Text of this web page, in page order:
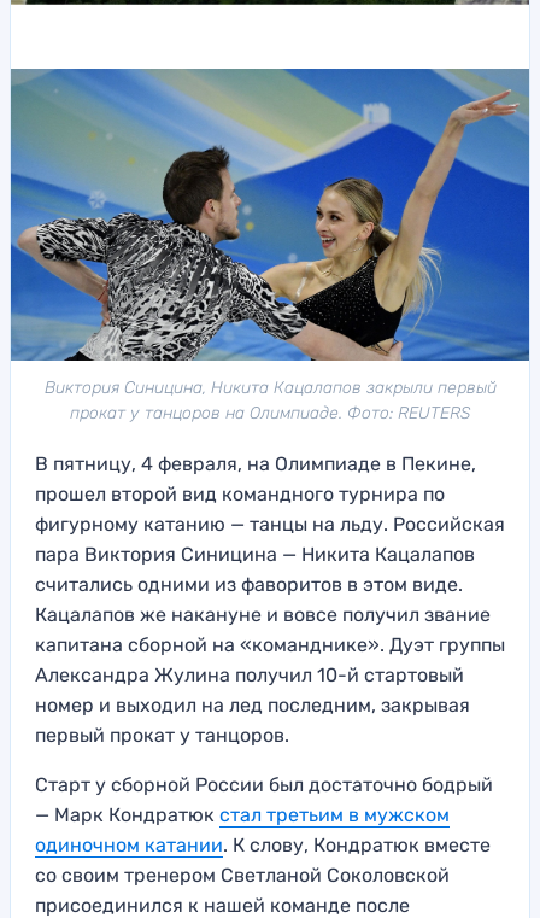
Виктория Синицина, Никита Кацалапов закрыли первый
прокат у танцоров на Олимпиаде. Фото: REUTERS
В пятницу, 4 февраля, на Олимпиаде в Пекине,
прошел второй вид командного турнира по
фигурному катанию — танцы на льду. Российская
пара Виктория Синицина — Никита Кацалапов
считались одними из фаворитов в этом виде.
Кацалапов же накануне и вовсе получил звание
капитана сборной на «команднике». Дуэт группы
Александра Жулина получил 10-й стартовый
номер и выходил на лед последним, закрывая
первый прокат у танцоров.
Старт у сборной России был достаточно бодрый
— Марк Кондратюк стал третьим в мужском
одиночном катании. К слову, Кондратюк вместе
со своим тренером Светланой Соколовской
присоединился к нашей команде после